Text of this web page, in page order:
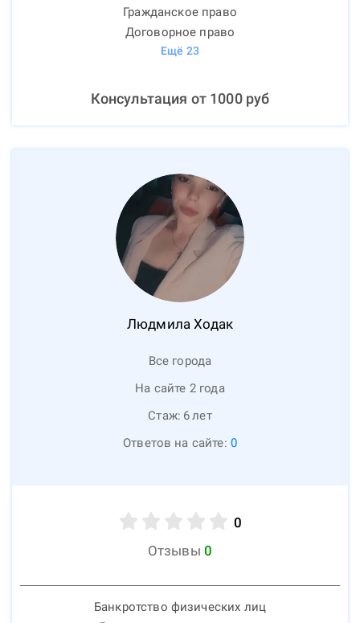
Гражданское право
Договорное право
Ещё 23
Консультация от 1000руб
Людмила Ходак
Все города
На сайте 2 года
Стаж: 6лет
Ответов на сайте: 0
0
Отзывы 0
Банкротство физических лиц